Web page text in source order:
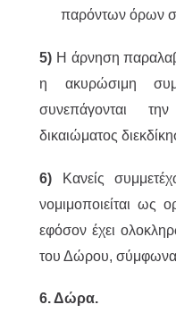
παρόντων όρων
5) Η άρνηση
η ακυρώσιμη
συνεπάγονται
δικαιώματος
6) Κανείς
νομιμοποιείται ως
εφόσον έχει
του Δώρου, σύμφωνα
6. Δώρα.